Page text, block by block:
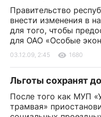
Правительство
внести изменения в
для того, чтобы
для ОАО «Особые
03.12.09, 2:45 1680
Льготы сохранят
После того как МУП
трамвая»